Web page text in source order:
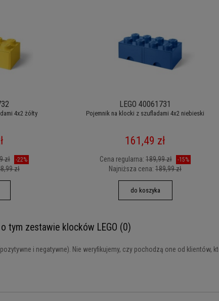
4x2 żółty
zł -22%
zł
LEGO 40061731
Pojemnik na klocki z szufladami 4x2 niebieski
161,49 zł
Cena regularna: 189,99 zł -15%
Najniższa cena: 189,99 zł
do koszyka
tym zestawie klocków LEGO (0)
i negatywne). Nie weryfikujemy, czy pochodzą one od klientów,